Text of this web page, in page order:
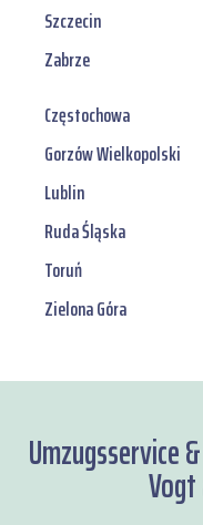
Szczecin
Zabrze
Częstochowa
Gorzów Wielkopolski
Lublin
Ruda Śląska
Toruń
Zielona Góra
Umzugsservice